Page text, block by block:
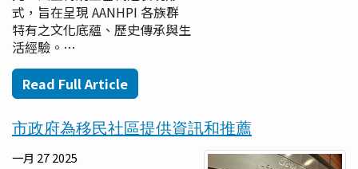
式，旨在呈現 AANHPI 各族群
特有之文化底蘊、歷史傳承與生
活經驗。…
Read Full Article
市政府為移民社區提供資訊和推薦
一月 27 2025